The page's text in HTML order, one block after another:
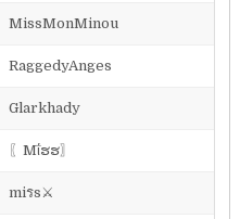
MissMonMinou
RaggedyAnges
Glarkhady
〖Mΐຮຮ〗
miรs⚔